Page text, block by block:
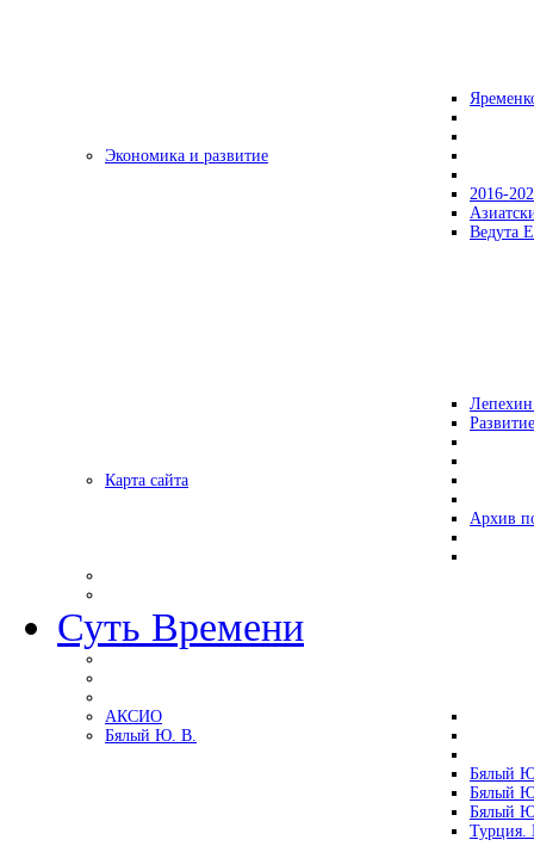
Экономика и развитие
2016-
Ведута
Карта сайта
Архив
Суть Времени
АКСИО
Бялый Ю. В.
Бялый
Бялый
Бялый
Турция.